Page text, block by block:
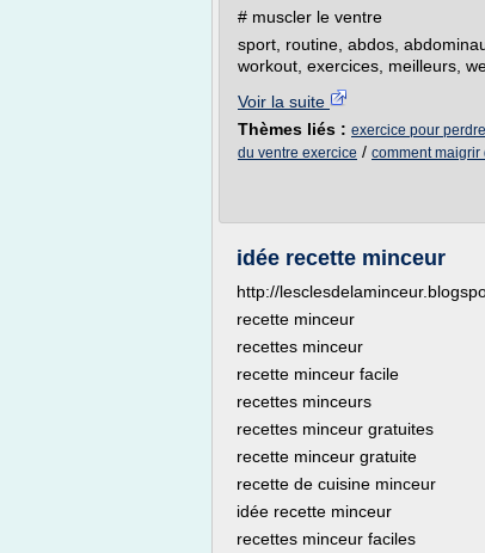
# muscler le ventre
sport, routine, abdos,
workout, exercices, meilleurs,
Voir la suite
Thèmes liés : exercice pour
du ventre exercice / comment maigrir
idée recette minceur
http://
recette minceur
recettes minceur
recette minceur facile
recettes minceurs
recettes minceur gratuites
recette minceur gratuite
recette de cuisine minceur
idée recette minceur
recettes minceur faciles